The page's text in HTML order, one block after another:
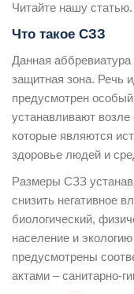
Читайте нашу статью.
Что такое СЗЗ
Данная
защитная зона. Речь
предусмотрен
устанавливают
которые являются
здоровье людей и
Размеры СЗЗ
снизить негативное
биологический,
население и
предусмотрены
актами – санитарно-